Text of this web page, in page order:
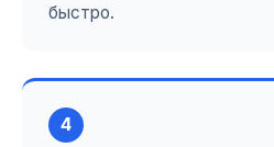
быстро.
4